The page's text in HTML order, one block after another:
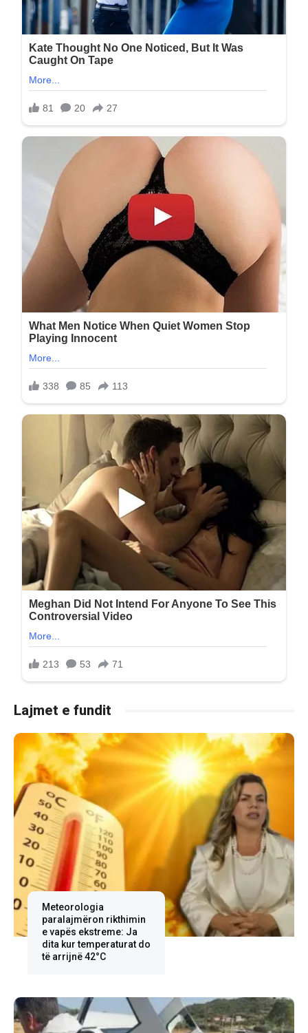
Lajmet e fundit
Meteorologia
paralajmëron rikthimin
e vapës ekstreme: Ja
dita kur temperaturat do
të arrijnë 42°C